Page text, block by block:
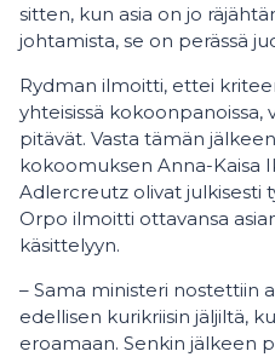
sitten, kun asia on jo
johtamista, se on perässä
Rydman ilmoitti, ettei
yhteisissä kokoonpanoissa,
pitävät. Vasta tämän
kokoomuksen Anna-Kaisa
Adlercreutz olivat
Orpo ilmoitti ottavansa
käsittelyyn.
– Sama ministeri nostettiin
edellisen kurikriisin jäljiltä,
eroamaan. Senkin jälkeen